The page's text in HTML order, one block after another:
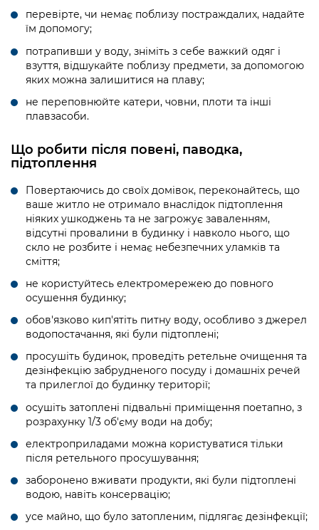
перевірте, чи немає поблизу постраждалих, надайте
їм допомогу;
потрапивши у воду, зніміть з себе важкий одяг і
взуття, відшукайте поблизу предмети, за допомогою
яких можна залишитися на плаву;
не переповнюйте катери, човни, плоти та інші
плавзасоби.
Що робити після повені, паводка,
підтоплення
Повертаючись до своїх домівок, переконайтесь, що
ваше житло не отримало внаслідок підтоплення
ніяких ушкоджень та не загрожує заваленням,
відсутні провалини в будинку і навколо нього, що
скло не розбите і немає небезпечних уламків та
сміття;
не користуйтесь електромережею до повного
осушення будинку;
обов'язково кип'ятіть питну воду, особливо з джерел
водопостачання, які були підтоплені;
просушіть будинок, проведіть ретельне очищення та
дезінфекцію забрудненого посуду і домашніх речей
та прилеглої до будинку території;
осушіть затоплені підвальні приміщення поетапно, з
розрахунку 1/3 об'єму води на добу;
електроприладами можна користуватися тільки
після ретельного просушування;
заборонено вживати продукти, які були підтоплені
водою, навіть консервацію;
усе майно, що було затопленим, підлягає дезінфекції;